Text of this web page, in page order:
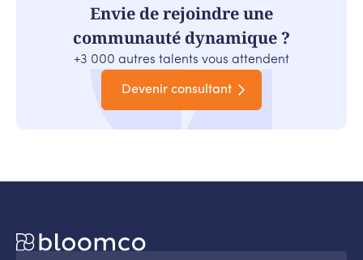
Envie de rejoindre une
communauté dynamique ?
+3 000 autres talents vous attendent
Devenir consultant